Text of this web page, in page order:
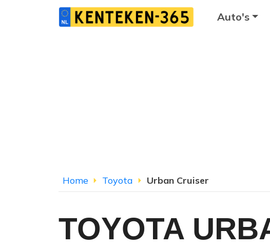
Auto's
Home Toyota Urban Cruiser
TOYOTA